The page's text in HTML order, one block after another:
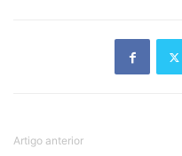
Artigo anterior